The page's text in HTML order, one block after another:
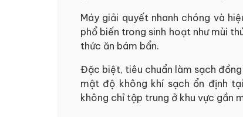
Máy giải quyết nhanh chóng và
phổ biến trong sinh hoạt như mùi
thức ăn bám bẩn.
Đặc biệt, tiêu chuẩn làm sạch
mật độ không khí sạch ổn định
không chỉ tập trung ở khu vực gần